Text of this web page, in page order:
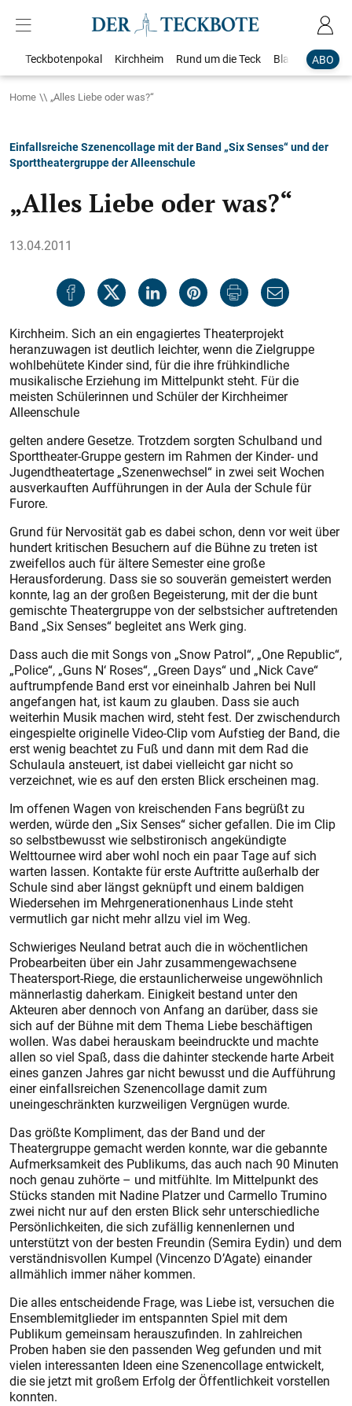
ABO
Teckbotenpokal Kirchheim Rund um die Teck Blaulicht
Home „Alles Liebe oder was?“
Einfallsreiche Szenencollage mit der Band „Six Senses“ und der
Sporttheatergruppe der Alleenschule
„Alles Liebe oder was?“
13.04.2011
Kirchheim. Sich an ein engagiertes Theaterprojekt
heranzuwagen ist deutlich leichter, wenn die Zielgruppe
wohlbehütete Kinder sind, für die ihre frühkindliche
musikalische Erziehung im Mittelpunkt steht. Für die
meisten Schülerinnen und Schüler der Kirchheimer
Alleenschule
gelten andere Gesetze. Trotzdem sorgten Schulband und
Sporttheater-Gruppe gestern im Rahmen der Kinder- und
Jugendtheatertage „Szenenwechsel“ in zwei seit Wochen
ausverkauften Aufführungen in der Aula der Schule für
Furore.
Grund für Nervosität gab es dabei schon, denn vor weit über
hundert kritischen Besuchern auf die Bühne zu treten ist
zweifellos auch für ältere Semester eine große
Herausforderung. Dass sie so souverän gemeistert werden
konnte, lag an der großen Begeisterung, mit der die bunt
gemischte Theatergruppe von der selbstsicher auftretenden
Band „Six Senses“ begleitet ans Werk ging.
Dass auch die mit Songs von „Snow Patrol“, „One Republic“,
„Police“, „Guns N‘ Roses“, „Green Days“ und „Nick Cave“
auftrumpfende Band erst vor eineinhalb Jahren bei Null
angefangen hat, ist kaum zu glauben. Dass sie auch
weiterhin Musik machen wird, steht fest. Der zwischendurch
eingespielte originelle Video-Clip vom Aufstieg der Band, die
erst wenig beachtet zu Fuß und dann mit dem Rad die
Schulaula ansteuert, ist dabei vielleicht gar nicht so
verzeichnet, wie es auf den ersten Blick erscheinen mag.
Im offenen Wagen von kreischenden Fans begrüßt zu
werden, würde den „Six Senses“ sicher gefallen. Die im Clip
so selbstbewusst wie selbstironisch angekündigte
Welttournee wird aber wohl noch ein paar Tage auf sich
warten lassen. Kontakte für erste Auftritte außerhalb der
Schule sind aber längst geknüpft und einem baldigen
Wiedersehen im Mehrgenerationenhaus Linde steht
vermutlich gar nicht mehr allzu viel im Weg.
Schwieriges Neuland betrat auch die in wöchentlichen
Probearbeiten über ein Jahr zusammengewachsene
Theatersport-Riege, die erstaunlicherweise ungewöhnlich
männerlastig daherkam. Einigkeit bestand unter den
Akteuren aber dennoch von Anfang an darüber, dass sie
sich auf der Bühne mit dem Thema Liebe beschäftigen
wollen. Was dabei herauskam beeindruckte und machte
allen so viel Spaß, dass die dahinter steckende harte Arbeit
eines ganzen Jahres gar nicht bewusst und die Aufführung
einer einfallsreichen Szenencollage damit zum
uneingeschränkten kurzweiligen Vergnügen wurde.
Das größte Kompliment, das der Band und der
Theatergruppe gemacht werden konnte, war die gebannte
Aufmerksamkeit des Publikums, das auch nach 90 Minuten
noch genau zuhörte – und mitfühlte. Im Mittelpunkt des
Stücks standen mit Nadine Platzer und Carmello Trumino
zwei nicht nur auf den ersten Blick sehr unterschiedliche
Persönlichkeiten, die sich zufällig kennenlernen und
unterstützt von der besten Freundin (Semira Eydin) und dem
verständnisvollen Kumpel (Vincenzo D’Agate) einander
allmählich immer näher kommen.
Die alles entscheidende Frage, was Liebe ist, versuchen die
Ensemblemitglieder im entspannten Spiel mit dem
Publikum gemeinsam herauszufinden. In zahlreichen
Proben haben sie den passenden Weg gefunden und mit
vielen interessanten Ideen eine Szenencollage entwickelt,
die sie jetzt mit großem Erfolg der Öffentlichkeit vorstellen
konnten.